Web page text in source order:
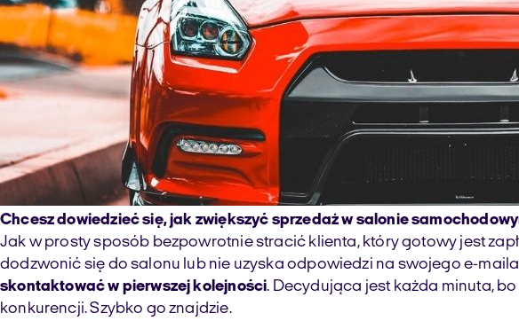
Chcesz dowiedzieć się, jak zwiększyć sprzedaż w salonie
Jak w prosty sposób bezpowrotnie stracić klienta, który gotowy jest
dodzwonić się do salonu lub nie uzyska odpowiedzi na swojego e-
skontaktować w pierwszej kolejności. Decydująca jest każda minuta,
konkurencji. Szybko go znajdzie.